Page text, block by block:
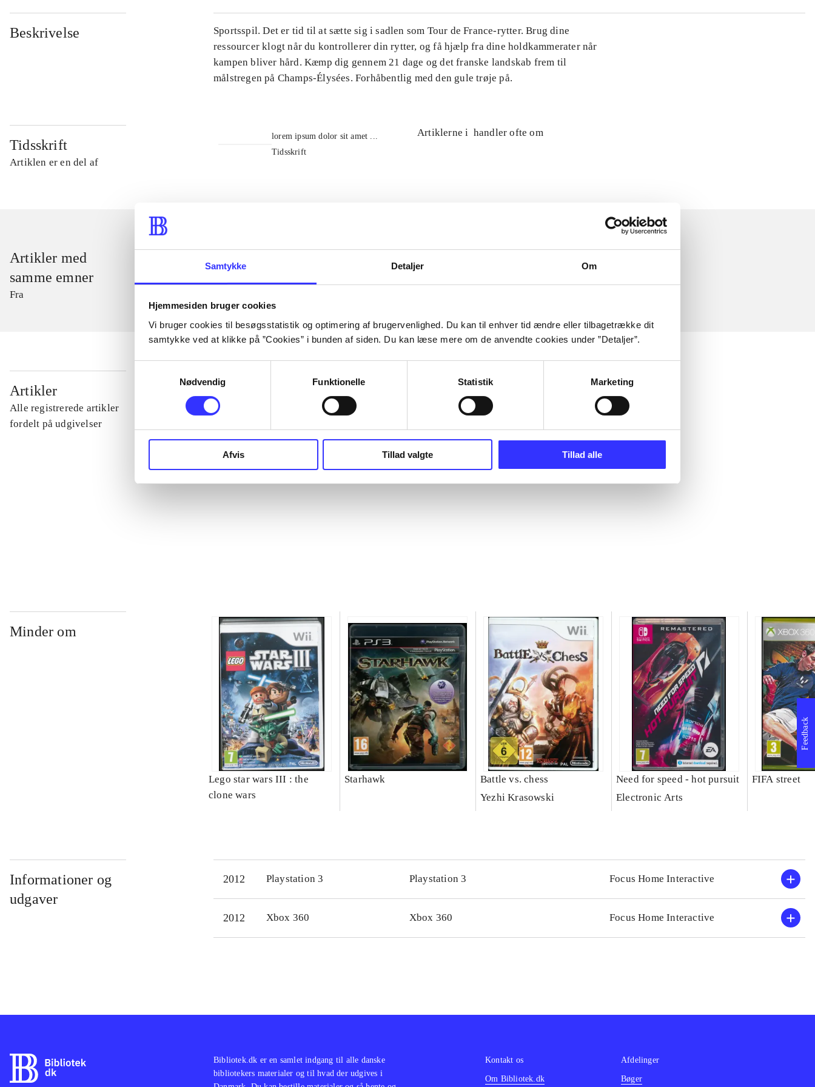
Samtykke Detaljer Om
Hjemmesiden bruger cookies
Vi bruger cookies til besøgsstatistik og optimering af brugervenlighed. Du kan til enhver tid ændre eller tilbagetrække dit
samtykke ved at klikke på ”Cookies” i bunden af siden. Du kan læse mere om de anvendte cookies under ”Detaljer”.
Nødvendig
Funktionelle Statistik Marketing
Afvis Tillad valgte Tillad alle
Beskrivelse
Sportsspil. Det er tid til at sætte sig i sadlen som Tour de France-rytter. Brug dine
ressourcer klogt når du kontrollerer din rytter, og få hjælp fra dine holdkammerater når
kampen bliver hård. Kæmp dig gennem 21 dage og det franske landskab frem til
målstregen på Champs-Élysées. Forhåbentlig med den gule trøje på.
Tidsskrift
Artiklen er en del af
lorem ipsum dolor sit amet ...
Tidsskrift
Artiklerne i handler ofte om
Artikler med
samme emner
Fra
Artikler
Alle registrerede artikler
fordelt på udgivelser
...
Minder om
Lego star wars III : the
clone wars
Starhawk
Battle vs. chess
Yezhi Krasowski
Need for speed - hot pursuit
Electronic Arts
FIFA street
Informationer og
udgaver
2012 Playstation 3 Playstation 3 Focus Home Interactive
2012 Xbox 360 Xbox 360 Focus Home Interactive
Feedback
Bibliotek.dk er en samlet indgang til alle danske
bibliotekers materialer og til hvad der udgives i
Kontakt os
Om Bibliotek.dk
Afdelinger
Bøger